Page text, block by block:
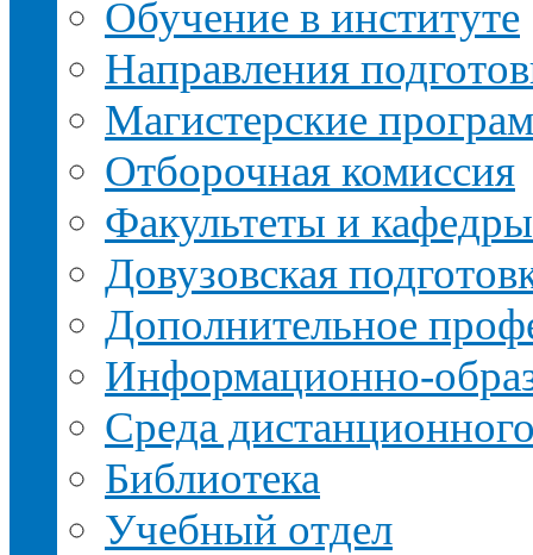
Обучение в институте
Направления
Магистерские
Отборочная комиссия
Факультеты и кафедры
Довузовская
Дополнительное
Информационно-
Среда
Библиотека
Учебный отдел